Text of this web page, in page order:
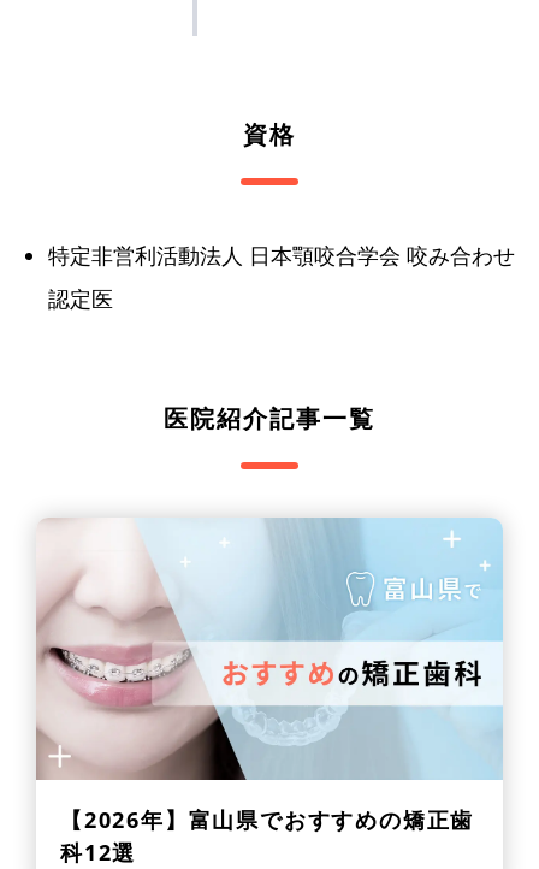
資格
特定非営利活動法人 日本顎咬合学会 咬み合わせ
認定医
医院紹介記事一覧
【2026年】 富山県でおすすめの矯正歯
科12選